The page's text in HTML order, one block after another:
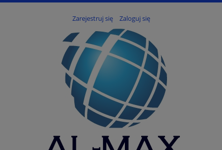
Zarejestruj się Zaloguj się